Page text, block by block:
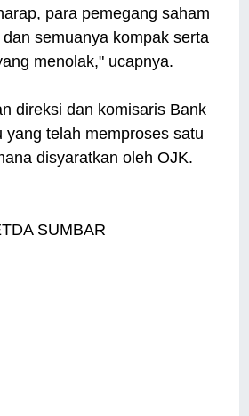
para pemegang saham
semuanya kompak serta
menolak," ucapnya.
direksi dan komisaris Bank
yang telah memproses satu
disyaratkan oleh OJK.
SUMBAR